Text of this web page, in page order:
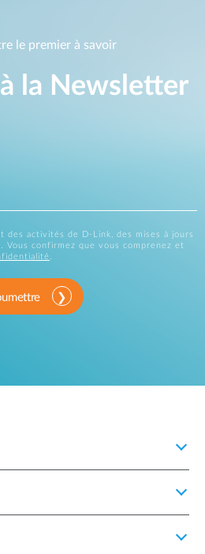
le premier à savoir
la Newsletter
des activités de D-Link, des mises à jours
Vous confirmez que vous comprenez et
.